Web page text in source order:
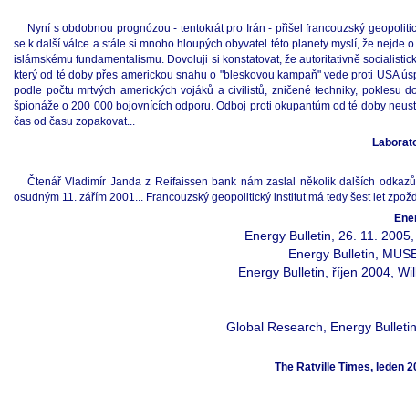
Nyní s obdobnou prognózou - tentokrát pro Irán - přišel francouzský
se k další válce a stále si mnoho hloupých obyvatel této planety myslí, že
islámskému fundamentalismu. Dovoluji si konstatovat, že autoritativně
který od té doby přes americkou snahu o "bleskovou kampaň" vede proti USA
podle počtu mrtvých amerických vojáků a civilistů, zničené techniky, poklesu
špionáže o 200 000 bojovnících odporu. Odboj proti okupantům od té doby
čas od času zopakovat...
Čtenář Vladimír Janda z Reifaissen bank nám zaslal několik dalších
osudným 11. zářím 2001... Francouzský geopolitický institut má tedy šest let
Energy Bulletin, 26. 11.
Energy Bulletin,
Energy Bulletin, říjen 2004,
Global Research, Energy
The Ratville Times, leden